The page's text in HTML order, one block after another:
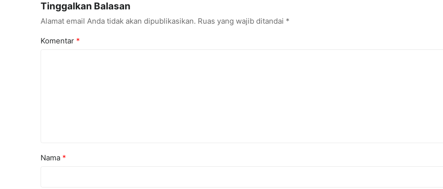
Tinggalkan Balasan
Alamat email Anda tidak akan dipublikasikan. Ruas yang wajib ditandai *
Komentar *
Nama *